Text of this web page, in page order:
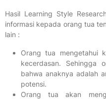
Hasil Learning Style
informasi kepada orang tua
lain :
Orang tua mengetahui
kecerdasan. Sehingga
bahwa anaknya adalah
potensi.
Orang tua akan